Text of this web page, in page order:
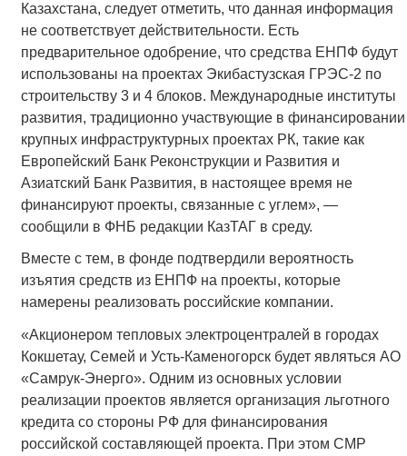
Казахстана, следует отметить, что данная информация
не соответствует действительности. Есть
предварительное одобрение, что средства ЕНПФ будут
использованы на проектах Экибастузская ГРЭС-2 по
строительству 3 и 4 блоков. Международные институты
развития, традиционно участвующие в финансировании
крупных инфраструктурных проектах РК, такие как
Европейский Банк Реконструкции и Развития и
Азиатский Банк Развития, в настоящее время не
финансируют проекты, связанные с углем», —
сообщили в ФНБ редакции КазТАГ в среду.
Вместе с тем, в фонде подтвердили вероятность
изъятия средств из ЕНПФ на проекты, которые
намерены реализовать российские компании.
«Акционером тепловых электроцентралей в городах
Кокшетау, Семей и Усть-Каменогорск будет являться АО
«Самрук-Энерго». Одним из основных условии
реализации проектов является организация льготного
кредита со стороны РФ для финансирования
российской составляющей проекта. При этом СМР